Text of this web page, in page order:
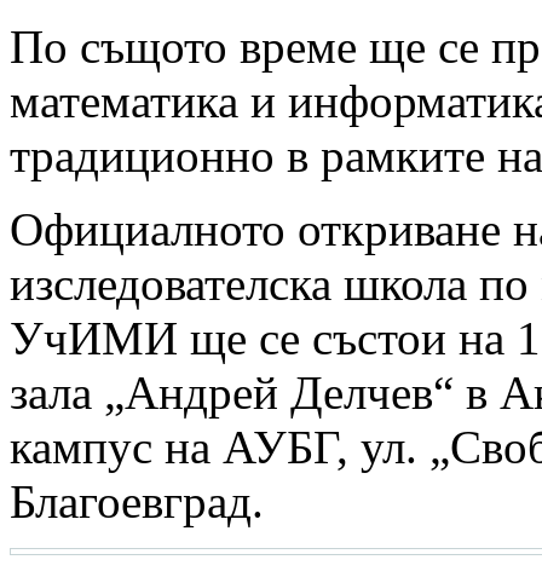
По същото време ще се
математика и
традиционно в рамките
Официалното откриване
изследователска школа
УчИМИ ще се състои на 1
зала „Андрей Делчев“ в
кампус на АУБГ, ул.
Благоевград.